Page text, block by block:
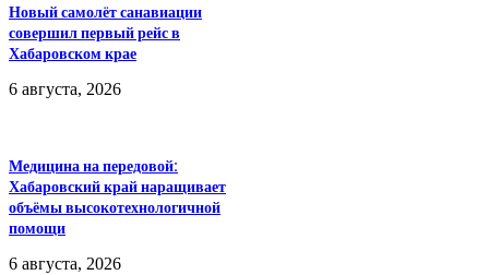
Новый самолёт санавиации
совершил первый рейс в
Хабаровском крае
6 августа, 2026
Медицина на передовой:
Хабаровский край наращивает
объёмы высокотехнологичной
помощи
6 августа, 2026